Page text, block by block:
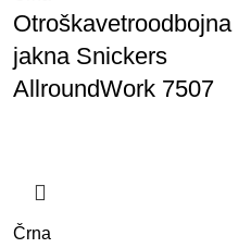
Otroškavetroodbojna
jakna Snickers
AllroundWork 7507
Črna